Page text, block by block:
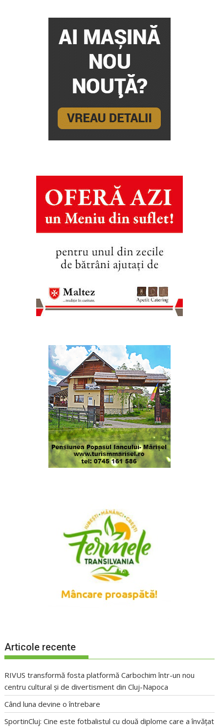
Articole recente
RIVUS transformă fosta platformă Carbochim într-un nou
centru cultural și de divertisment din Cluj-Napoca
Când luna devine o întrebare
SportinCluj: Cine este fotbalistul cu două diplome care a învățat